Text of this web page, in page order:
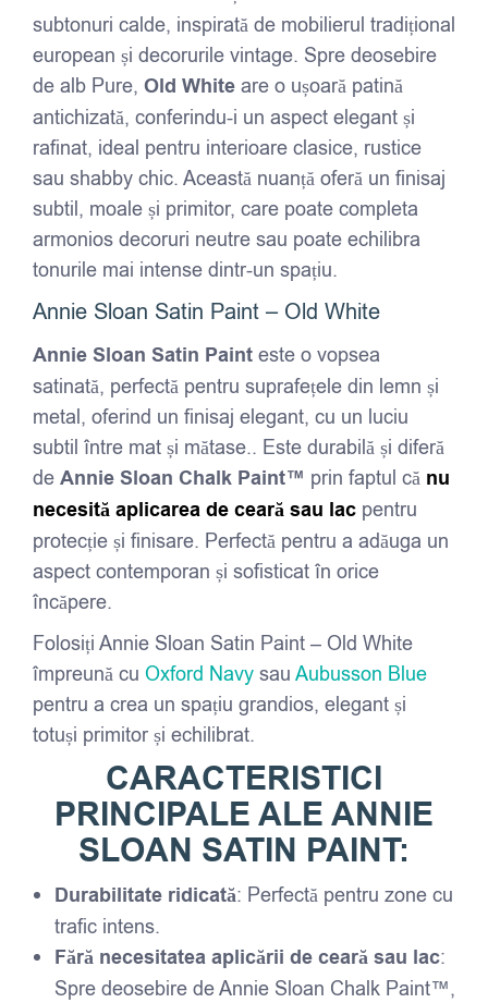
subtonuri calde, inspirată de mobilierul tradițional
european și decorurile vintage. Spre deosebire
de alb Pure, Old White are o ușoară patină
antichizată, conferindu-i un aspect elegant și
rafinat, ideal pentru interioare clasice, rustice
sau shabby chic. Această nuanță oferă un finisaj
subtil, moale și primitor, care poate completa
armonios decoruri neutre sau poate echilibra
tonurile mai intense dintr-un spațiu.
Annie Sloan Satin Paint – Old White
Annie Sloan Satin Paint este o vopsea
satinată, perfectă pentru suprafețele din lemn și
metal, oferind un finisaj elegant, cu un luciu
subtil între mat și mătase.. Este durabilă și diferă
de Annie Sloan Chalk Paint™ prin faptul că nu
necesită aplicarea de ceară sau lac pentru
protecție și finisare. Perfectă pentru a adăuga un
aspect contemporan și sofisticat în orice
încăpere.
Folosiți Annie Sloan Satin Paint – Old White
împreună cu Oxford Navy sau Aubusson Blue
pentru a crea un spațiu grandios, elegant și
totuși primitor și echilibrat.
CARACTERISTICI
PRINCIPALE ALE ANNIE
SLOAN SATIN PAINT:
Durabilitate ridicată: Perfectă pentru zone cu
trafic intens.
Fără necesitatea aplicării de ceară sau lac:
Spre deosebire de Annie Sloan Chalk Paint™,